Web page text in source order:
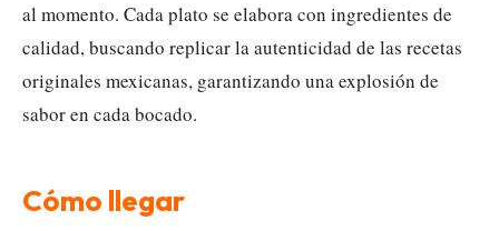
al momento. Cada plato se elabora con ingredientes de
calidad, buscando replicar la autenticidad de las recetas
originales mexicanas, garantizando una explosión de
sabor en cada bocado.
Cómo llegar